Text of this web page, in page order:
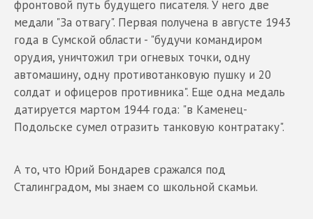
фронтовой путь будущего писателя. У него две
медали "За отвагу". Первая получена в августе 1943
года в Сумской области - "будучи командиром
орудия, уничтожил три огневых точки, одну
автомашину, одну противотанковую пушку и 20
солдат и офицеров противника". Еще одна медаль
датируется мартом 1944 года: "в Каменец-
Подольске сумел отразить танковую контратаку".
А то, что Юрий Бондарев сражался под
Сталинградом, мы знаем со школьной скамьи.